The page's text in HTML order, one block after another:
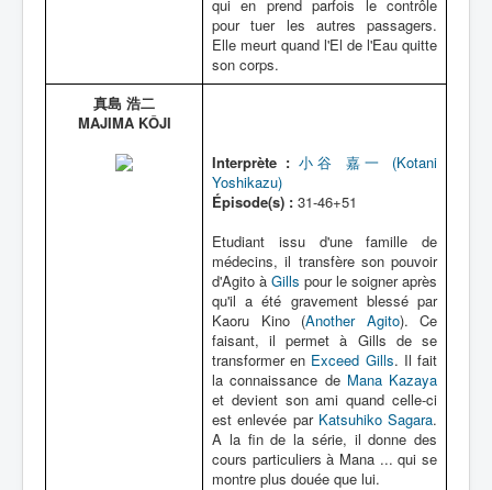
qui en prend parfois le contrôle
pour tuer les autres passagers.
Elle meurt quand l'El de l'Eau quitte
son corps.
真島 浩二
MAJIMA KÔJI
Interprète : 小谷 嘉一 (Kotani
Yoshikazu)
Épisode(s) : 31-46+51
Etudiant issu d'une famille de
médecins, il transfère son pouvoir
d'Agito à Gills pour le soigner après
qu'il a été gravement blessé par
Kaoru Kino (Another Agito). Ce
faisant, il permet à Gills de se
transformer en Exceed Gills. Il fait
la connaissance de Mana Kazaya
et devient son ami quand celle-ci
est enlevée par Katsuhiko Sagara.
A la fin de la série, il donne des
cours particuliers à Mana ... qui se
montre plus douée que lui.